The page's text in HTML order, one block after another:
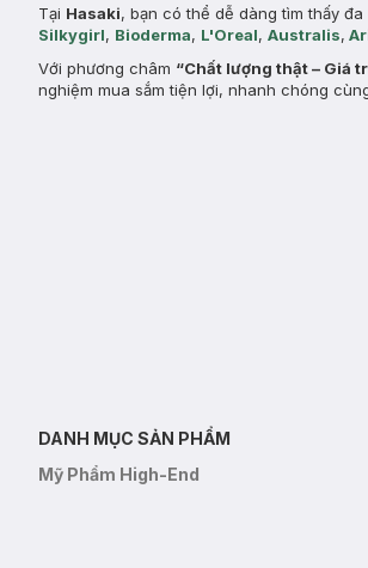
Tại Hasaki, bạn có thể dễ dàng tìm thấy đa
Silkygirl, Bioderma, L'Oreal, Australis,
Với phương châm “Chất lượng thật – Giá
nghiệm mua sắm tiện lợi, nhanh chóng
DANH MỤC SẢN PHẨM
Mỹ Phẩm High-End